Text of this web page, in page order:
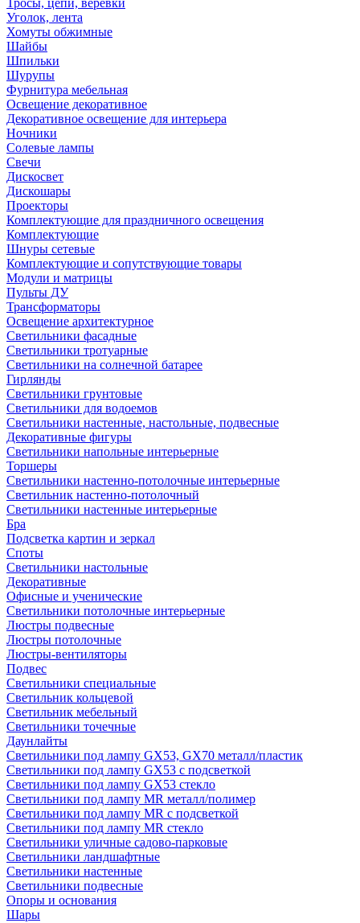
Тросы, цепи, веревки
Уголок, лента
Хомуты обжимные
Шайбы
Шпильки
Шурупы
Фурнитура мебельная
Освещение декоративное
Декоративное освещение для интерьера
Ночники
Солевые лампы
Свечи
Дискосвет
Дискошары
Проекторы
Комплектующие для праздничного освещения
Комплектующие
Шнуры сетевые
Комплектующие и сопутствующие товары
Модули и матрицы
Пульты ДУ
Трансформаторы
Освещение архитектурное
Светильники фасадные
Светильники тротуарные
Светильники на солнечной батарее
Гирлянды
Светильники грунтовые
Светильники для водоемов
Светильники настенные, настольные, подвесные
Декоративные фигуры
Светильники напольные интерьерные
Торшеры
Светильники настенно-потолочные интерьерные
Светильник настенно-потолочный
Светильники настенные интерьерные
Бра
Подсветка картин и зеркал
Споты
Светильники настольные
Декоративные
Офисные и ученические
Светильники потолочные интерьерные
Люстры подвесные
Люстры потолочные
Люстры-вентиляторы
Подвес
Светильники специальные
Светильник кольцевой
Светильник мебельный
Светильники точечные
Даунлайты
Светильники под лампу GX53, GX70 металл/пластик
Светильники под лампу GX53 с подсветкой
Светильники под лампу GX53 стекло
Светильники под лампу MR металл/полимер
Светильники под лампу MR с подсветкой
Светильники под лампу MR стекло
Светильники уличные садово-парковые
Светильники ландшафтные
Светильники настенные
Светильники подвесные
Опоры и основания
Шары